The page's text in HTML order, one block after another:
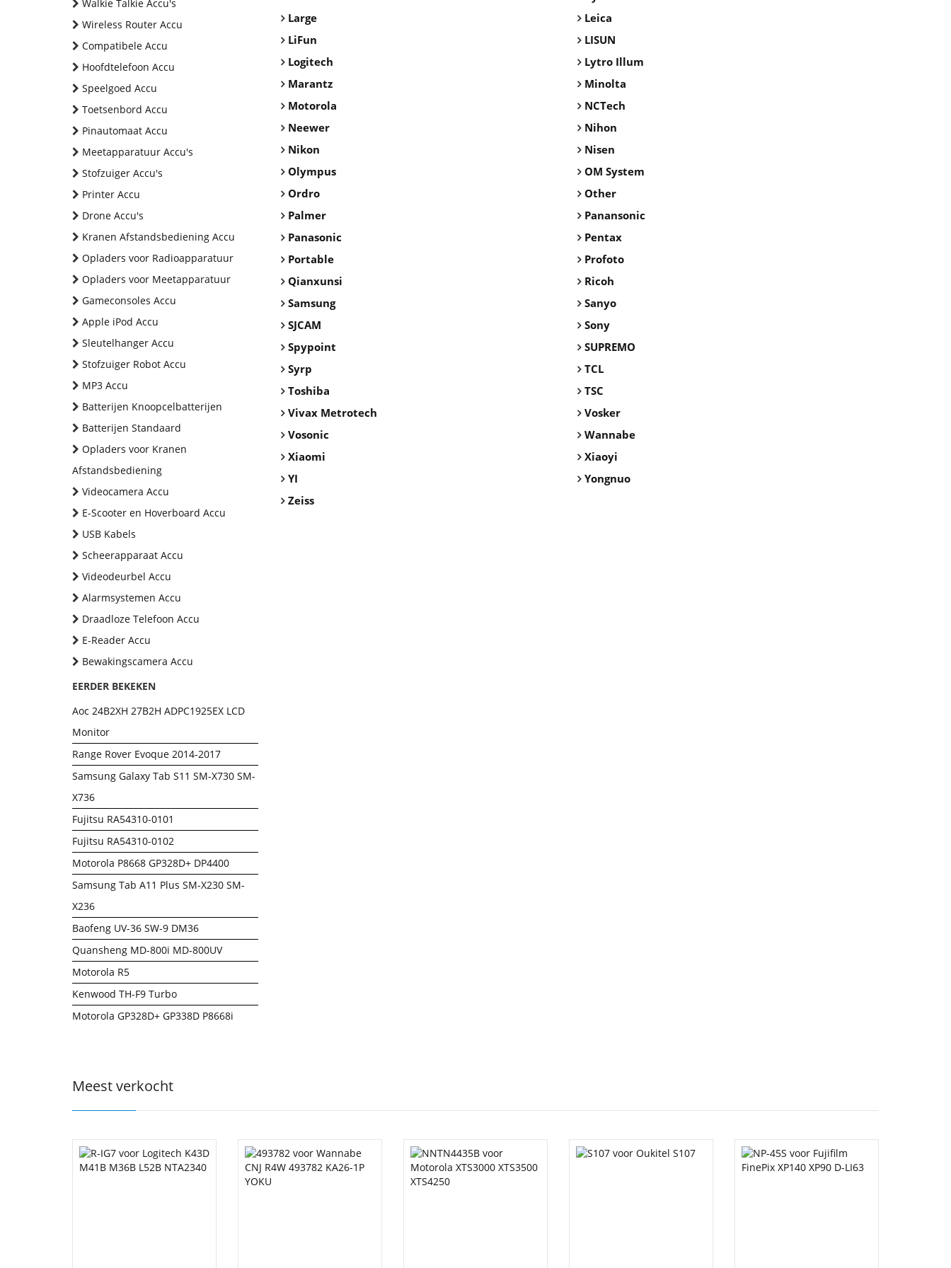
Walkie Talkie Accu's
Wireless Router Accu
Compatibele Accu
Hoofdtelefoon Accu
Speelgoed Accu
Toetsenbord Accu
Pinautomaat Accu
Meetapparatuur Accu's
Stofzuiger Accu's
Printer Accu
Drone Accu's
Kranen Afstandsbediening Accu
Opladers voor Radioapparatuur
Opladers voor Meetapparatuur
Gameconsoles Accu
Apple iPod Accu
Sleutelhanger Accu
Stofzuiger Robot Accu
MP3 Accu
Batterijen Knoopcelbatterijen
Batterijen Standaard
Opladers voor Kranen
Afstandsbediening
Videocamera Accu
E-Scooter en Hoverboard Accu
USB Kabels
Scheerapparaat Accu
Videodeurbel Accu
Alarmsystemen Accu
Draadloze Telefoon Accu
E-Reader Accu
Bewakingscamera Accu
EERDER BEKEKEN
Aoc 24B2XH 27B2H ADPC1925EX LCD
Monitor
Range Rover Evoque 2014-2017
Samsung Galaxy Tab S11 SM-X730 SM-
X736
Fujitsu RA54310-0101
Fujitsu RA54310-0102
Motorola P8668 GP328D+ DP4400
Samsung Tab A11 Plus SM-X230 SM-
X236
Baofeng UV-36 SW-9 DM36
Quansheng MD-800i MD-800UV
Motorola R5
Kenwood TH-F9 Turbo
Motorola GP328D+ GP338D P8668i
Large
Leica
LiFun
LISUN
Logitech
Lytro Illum
Marantz
Minolta
Motorola
NCTech
Neewer
Nihon
Nikon
Nisen
Olympus
OM System
Ordro
Other
Palmer
Panansonic
Panasonic
Pentax
Portable
Profoto
Qianxunsi
Ricoh
Samsung
Sanyo
SJCAM
Sony
Spypoint
SUPREMO
Syrp
TCL
Toshiba
TSC
Vivax Metrotech
Vosker
Vosonic
Wannabe
Xiaomi
Xiaoyi
YI
Yongnuo
Zeiss
Meest verkocht